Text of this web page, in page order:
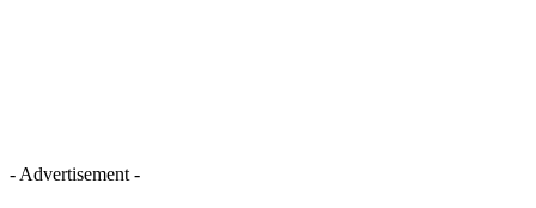
- Advertisement -